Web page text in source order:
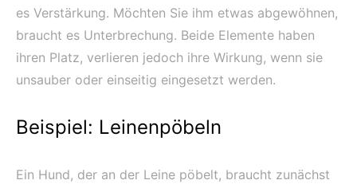
es Verstärkung. Möchten Sie ihm etwas abgewöhnen,
braucht es Unterbrechung. Beide Elemente haben
ihren Platz, verlieren jedoch ihre Wirkung, wenn sie
unsauber oder einseitig eingesetzt werden.
Beispiel: Leinenpöbeln
Ein Hund, der an der Leine pöbelt, braucht zunächst